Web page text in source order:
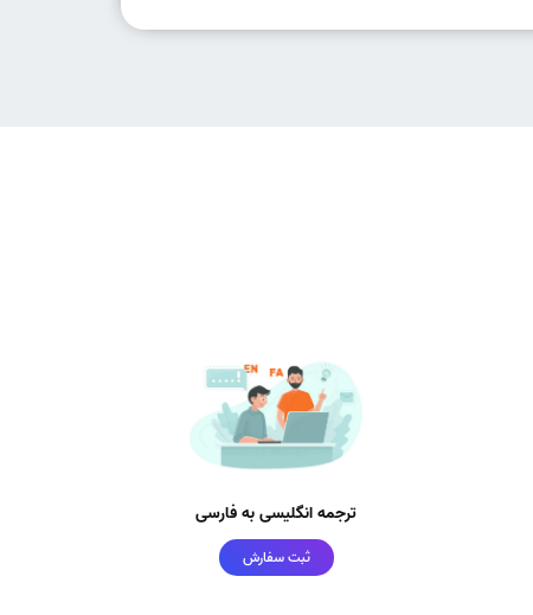
ترجمه انگلیسی به فارسی
ثبت سفارش